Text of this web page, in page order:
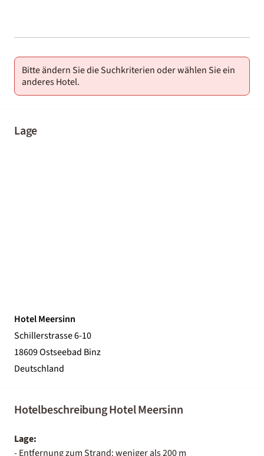
01-02
Bitte ändern Sie die Suchkriterien oder wählen Sie ein
anderes Hotel.
Lage
Hotel Meersinn
Schillerstrasse 6-10
18609 Ostseebad Binz
Deutschland
Hotelbeschreibung Hotel Meersinn
Lage:
- Entfernung zum Strand: weniger als 200 m